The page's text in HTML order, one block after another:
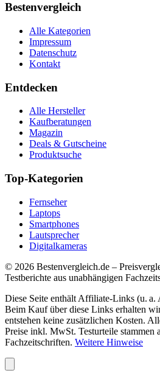
Bestenvergleich
Alle Kategorien
Impressum
Datenschutz
Kontakt
Entdecken
Alle Hersteller
Kaufberatungen
Magazin
Deals & Gutscheine
Produktsuche
Top-Kategorien
Fernseher
Laptops
Smartphones
Lautsprecher
Digitalkameras
© 2026 Bestenvergleich.de –
Testberichte aus unabhängigen
Diese Seite enthält Affiliate-Links (u. a.
Beim Kauf über diese Links erhalten
entstehen keine zusätzlichen Kosten.
Preise inkl. MwSt. Testurteile stammen
Fachzeitschriften. Weitere Hinweise